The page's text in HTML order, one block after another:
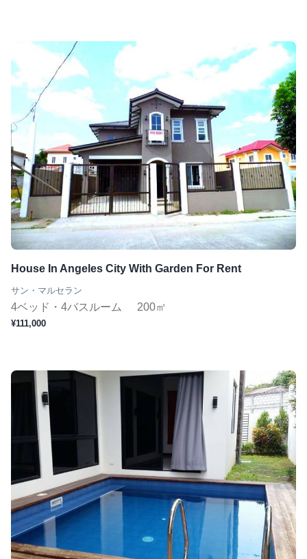
House In Angeles City With Garden For Rent
サン・マルセラン
4ベッド・4バスルーム 200㎡
¥111,000